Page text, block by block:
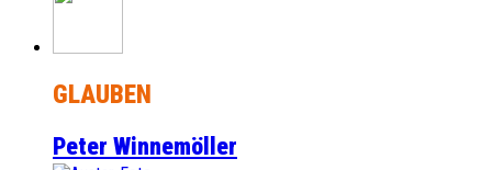
GLAUBEN
Peter Winnemöller